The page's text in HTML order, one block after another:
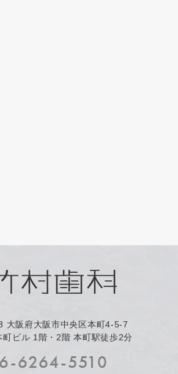
大阪府大阪市中央区本町4-5-7
町ビル 1階・2階 本町駅徒歩2分
6264-5510